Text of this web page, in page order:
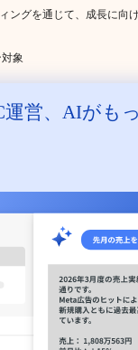
ングを通じて、成長に向
象
営、 AIがも